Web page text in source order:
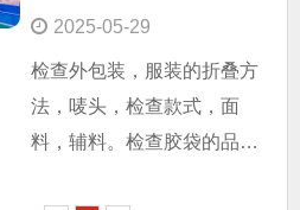
诺的生产初期检验，展示制
生产机器和设备等，来让买
家迅速了解他们的状况。
生产初期检验怎么做？在生
份额的格局有望被打破，具
有先发优势的独立第三方检
验机构发展将迎来机遇。
数据显示，省、市、县
术监督局、进出口检验检疫
2025-05-29
检查外包装，服装的折叠方
法，唛头，检查款式，面
料，辅料。检查胶袋的品